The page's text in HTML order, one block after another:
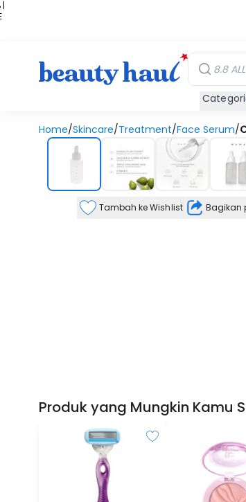
|
Home/Skincare/Treatment/Face Serum/
Tambah ke Wishlist Bagikan
Produk yang Mungkin Kamu